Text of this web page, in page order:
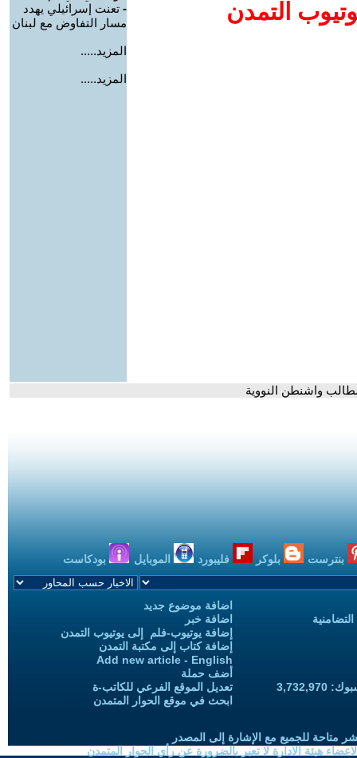
التمدن
- تعنت إسرائيلي يهدد
مسار التفاوض مع لبنان
المزيد.....
المزيد.....
واشنطن النووية
بنترست بلوكر فليبورد الموبايل بودكاست
اضافة موضوع جديد
اضافة خبر
إضافة يوتيوب-فلم إلى يوتيوب التمدن
إضافة كتاب إلى مكتبة التمدن
Add new article - English
أضف حملة
تعديل الموقع الفرعي للكاتب-ة
ابحث في موقع الحوار المتمدن
متاحة للجميع مع الإشارة إلى المصدر
هيئة الادارة لا تعبر بالضرورة عن رأي الحوار المتمدن